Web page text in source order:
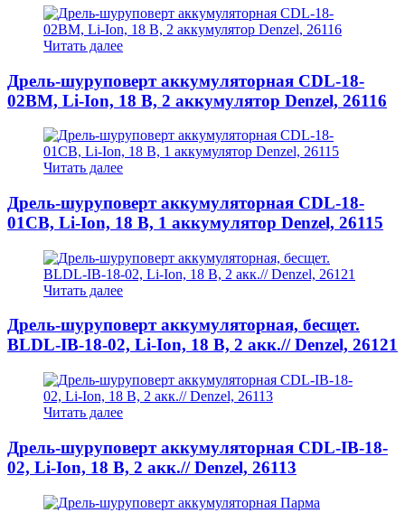
Читать далее
Дрель-шуруповерт аккумуляторная CDL-18-
02BM, Li-Ion, 18 В, 2 аккумулятор Denzel, 26116
Читать далее
Дрель-шуруповерт аккумуляторная CDL-18-
01CB, Li-Ion, 18 В, 1 аккумулятор Denzel, 26115
Читать далее
Дрель-шуруповерт аккумуляторная, бесщет.
BLDL-IB-18-02, Li-Ion, 18 В, 2 акк.// Denzel, 26121
Читать далее
Дрель-шуруповерт аккумуляторная CDL-IB-18-
02, Li-Ion, 18 В, 2 акк.// Denzel, 26113